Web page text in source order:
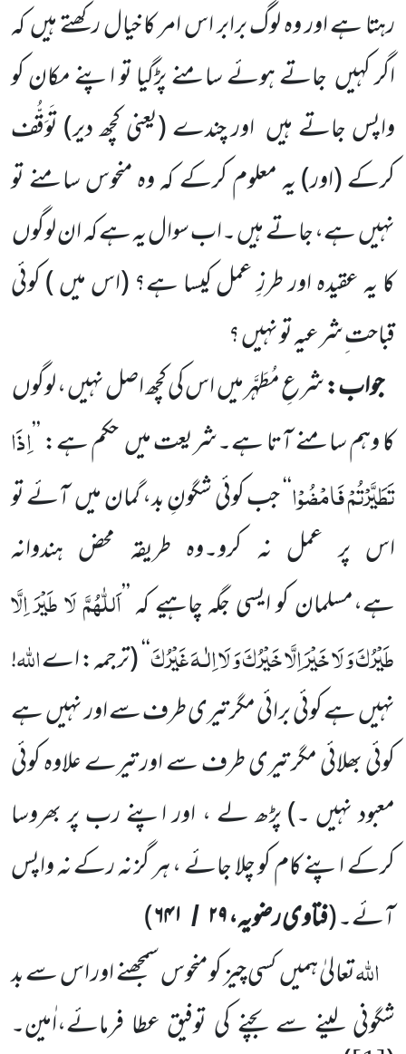
رہتا ہے اور وہ لوگ برابر اس امر کا خیال رکھتے ہیںکہ
اگر کہیں جاتے ہوئے سامنے پڑگیا تو اپنے مکان کو
واپس جاتے ہیں اور چندے(یعنی کچھ دیر)تَوَقُّف
کرکے(اور)یہ معلوم کرکے کہ وہ منحوس سامنے تو
نہیںہے، جاتے ہیں ۔اب سوال یہ ہے کہ ان لوگوں
کا یہ عقیدہ اور طرزِ عمل کیسا ہے؟(اس میں )کوئی
قباحت ِشرعیہ تو نہیں ؟
جواب:شرعِ مُطَہَّر میںاس کی کچھ اصل نہیں ، لوگوں
کا وہم سامنے آتا ہے۔شریعت میںحکم ہے:’’اِذَا
تَطَیَّرْتُمْفَامْضُوْا‘‘جب کوئی شگونِ بد، گمان میںآئے تو
اس پر عمل نہ کرو۔وہ طریقہ محض ہندوانہ
ہے،مسلمان کو ایسی جگہ چاہیے کہ’’اَللّٰھُمَّلَاطَیْرَاِلَّا
طَیْرُکَوَلَاخَیْرَاِلَّاخَیْرُکَوَلَااِلٰـہَغَیْرُکَ‘‘(ترجمہ: اےاللہ!
نہیںہے کوئی برائی مگر تیری طرف سے اور نہیںہے
کوئی بھلائی مگر تیری طرف سے اور تیرے علاوہ کوئی
معبود نہیں ۔)پڑھ لے ، اور اپنے رب پر بھروسا
کرکے اپنے کام کو چلا جائے ، ہر گز نہ رکے نہ واپس
آئے۔(فتاوی رضویہ،۲۹ / ۶۴۱)
اللہتعالیٰ ہمیںکسی چیز کو منحوس سمجھنے اور اس سے بد
شگونی لینے سے بچنے کی توفیق عطا فرمائے،اٰمین۔